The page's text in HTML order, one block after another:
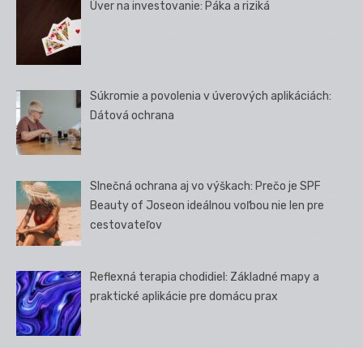
Úver na investovanie: Páka a riziká
Súkromie a povolenia v úverových aplikáciách:
Dátová ochrana
Slnečná ochrana aj vo výškach: Prečo je SPF
Beauty of Joseon ideálnou voľbou nie len pre
cestovateľov
Reflexná terapia chodidiel: Základné mapy a
praktické aplikácie pre domácu prax